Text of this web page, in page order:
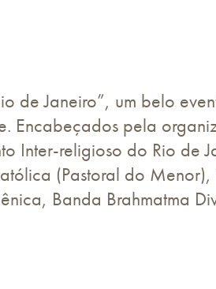
de Janeiro”, um belo
Encabeçados pela
Inter-religioso do Rio de
(Pastoral do Menor),
Banda Brahmatma